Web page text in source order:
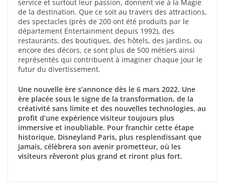
service et surtout leur passion, donnent vie à la Magie
de la destination. Que ce soit au travers des attractions,
des spectacles (près de 200 ont été produits par le
département Entertainment depuis 1992), des
restaurants, des boutiques, des hôtels, des jardins, ou
encore des décors, ce sont plus de 500 métiers ainsi
représentés qui contribuent à imaginer chaque jour le
futur du divertissement.
Une nouvelle ère s’annonce dès le 6 mars 2022. Une
ère placée sous le signe de la transformation, de la
créativité sans limite et des nouvelles technologies, au
profit d’une expérience visiteur toujours plus
immersive et inoubliable. Pour franchir cette étape
historique, Disneyland Paris, plus resplendissant que
jamais, célèbrera son avenir prometteur, où les
visiteurs rêveront plus grand et riront plus fort.